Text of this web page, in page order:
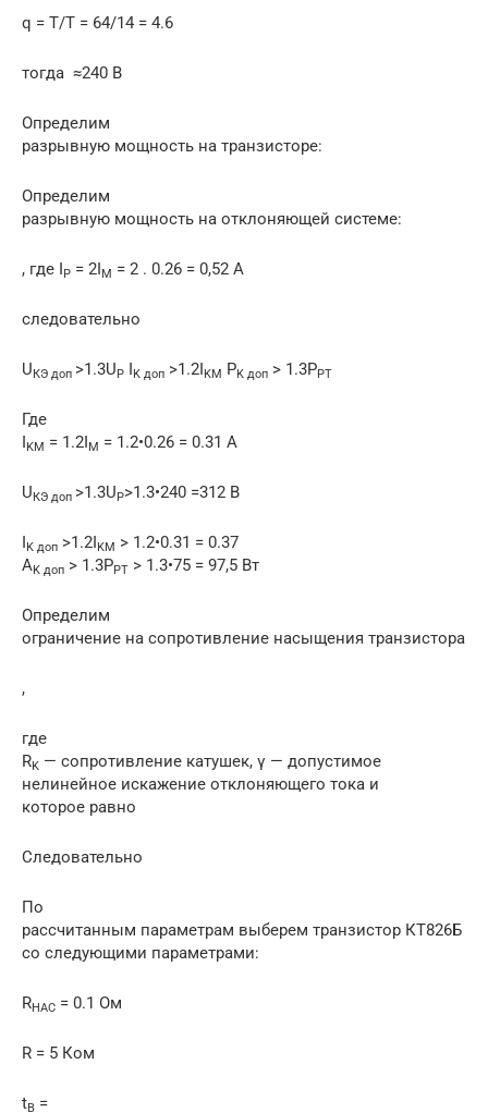
q = T/T = 64/14 = 4.6
тогда ≈240 В
Определим
разрывную мощность на транзисторе:
Определим
разрывную мощность на отклоняющей системе:
, где I P = 2IM = 2 . 0.26 = 0,52 A
следовательно
U КЭ доп >1.3U P I K доп >1.2I KM PK доп > 1.3PPT
Где
I KM = 1.2IM = 1.2•0.26 = 0.31 А
U КЭ доп >1.3U P>1.3•240 =312 B
I K доп >1.2I KM > 1.2•0.31 = 0.37
AK доп > 1.3PPT > 1.3•75 = 97,5 Вт
Определим
ограничение на сопротивление насыщения транзистора
,
где
RK — сопротивление катушек, γ — допустимое
нелинейное искажение отклоняющего тока и
которое равно
Следовательно
По
рассчитанным параметрам выберем транзистор КТ826Б
со следующими параметрами:
RНАС = 0.1 Ом
R = 5 Ком
tB =